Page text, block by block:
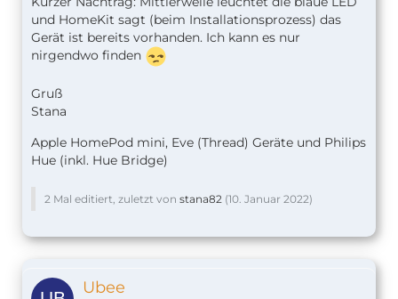
und HomeKit sagt (beim Installationsprozess) das
Gerät ist bereits vorhanden. Ich kann es nur
nirgendwo finden
Gruß
Stana
Apple HomePod mini, Eve (Thread) Geräte und Philips
Hue (inkl. Hue Bridge)
2 Mal editiert, zuletzt von stana82 (10. Januar 2022)
Ubee